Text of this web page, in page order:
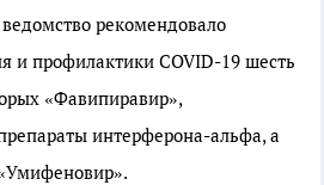
рекомендовало
и профилактики COVID-19 шесть
«Фавипиравир»,
интерферона-альфа, а